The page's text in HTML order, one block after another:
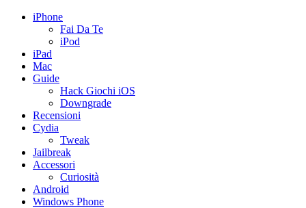
iPhone
Fai Da Te
iPod
iPad
Mac
Guide
Hack Giochi iOS
Downgrade
Recensioni
Cydia
Tweak
Jailbreak
Accessori
Curiosità
Android
Windows Phone